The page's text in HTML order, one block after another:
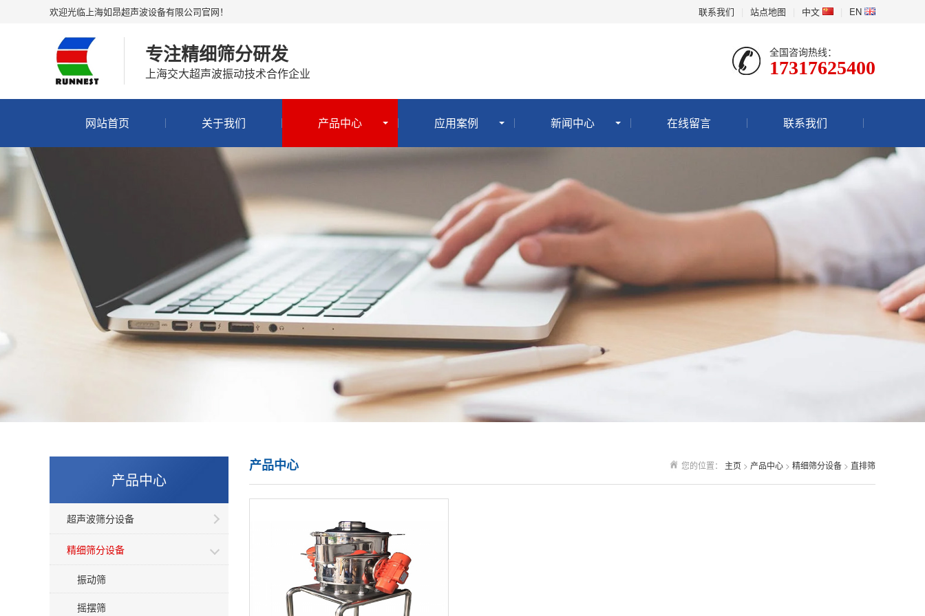
联系我们 站点地图 中文 EN
欢迎光临上海如昂超声波设备有限公司官网！
专注精细筛分研发
上海交大超声波振动技术合作企业
全国咨询热线：
17317625400
网站首页 关于我们 产品中心 应用案例 新闻中心 在线留言 联系我们
产品中心
超声波筛分设备
精细筛分设备
振动筛
摇摆筛
您的位置： 主页 > 产品中心 > 精细筛分设备 > 直排筛
产品中心